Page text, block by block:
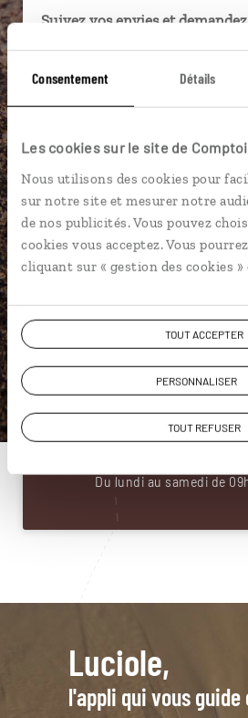
Consentement Détails
Les cookies sur le site de
Nous utilisons des cookies pour
sur notre site et mesurer notre
de nos publicités. Vous pouvez
cookies vous acceptez. Vous
cliquant sur « gestion des cookies »
TOUT ACCEPTER
PERSONNALISER
TOUT REFUSER
Suivez vos envies et
Ils sauront organiser votre
près de vos envies et de la
connectés en agence, mais
téléphone.
Vous gardez le même
pendant et après votre
DEMANDER UN
ou
Construisez votre voyage avec
01 85 08
Du lundi au samedi de
Luciole,
l'appli qui vous guide